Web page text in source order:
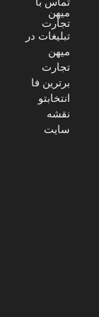
میهن
تجارت
تبلیغات در
میهن
تجارت
برترین فا
انتخابتو
نقشه
سایت